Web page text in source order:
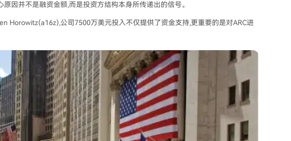
因并不是融资金额,而是投资方结构本身所传递出的信号。
Horowitz(a16z),公司7500万美元投入不仅提供了资金支持,更重要的是对ARC进